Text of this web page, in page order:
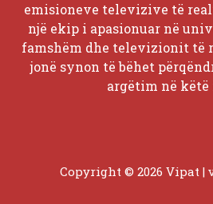
emisioneve televizive të
një ekip i apasionuar në
famshëm dhe televizionit të
jonë synon të bëhet
argëtim në këtë
Copyright © 2026 Vipat |